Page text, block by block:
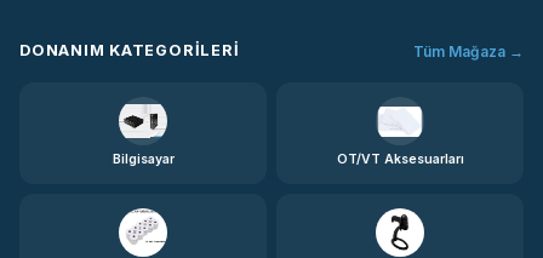
DONANIM KATEGORILERI Tüm Mağaza →
Bilgisayar OT/VT Aksesuarları